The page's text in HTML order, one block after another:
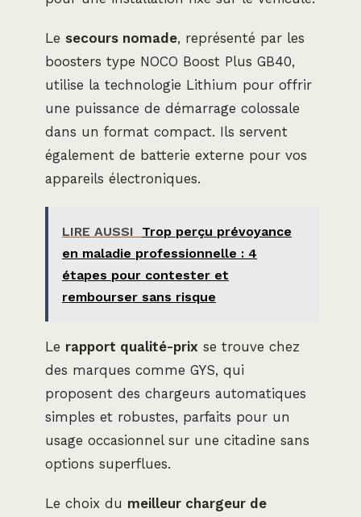
Le secours nomade, représenté par les
boosters type NOCO Boost Plus GB40,
utilise la technologie Lithium pour offrir
une puissance de démarrage colossale
dans un format compact. Ils servent
également de batterie externe pour vos
appareils électroniques.
LIRE AUSSI
Trop perçu prévoyance
en maladie professionnelle : 4
étapes pour contester et
rembourser sans risque
Le rapport qualité-prix se trouve chez
des marques comme GYS, qui
proposent des chargeurs automatiques
simples et robustes, parfaits pour un
usage occasionnel sur une citadine sans
options superflues.
Le choix du meilleur chargeur de